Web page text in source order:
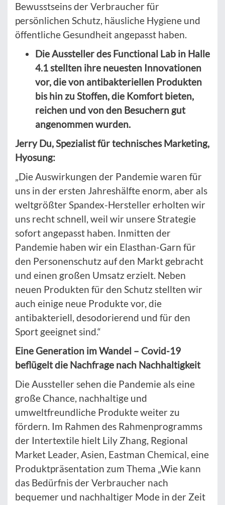
Bewusstseins der Verbraucher für
persönlichen Schutz, häusliche Hygiene und
öffentliche Gesundheit angepasst haben.
Die Aussteller des Functional Lab in Halle
4.1 stellten ihre neuesten Innovationen
vor, die von antibakteriellen Produkten
bis hin zu Stoffen, die Komfort bieten,
reichen und von den Besuchern gut
angenommen wurden.
Jerry Du, Spezialist für technisches Marketing,
Hyosung:
„Die Auswirkungen der Pandemie waren für
uns in der ersten Jahreshälfte enorm, aber als
weltgrößter Spandex-Hersteller erholten wir
uns recht schnell, weil wir unsere Strategie
sofort angepasst haben. Inmitten der
Pandemie haben wir ein Elasthan-Garn für
den Personenschutz auf den Markt gebracht
und einen großen Umsatz erzielt. Neben
neuen Produkten für den Schutz stellten wir
auch einige neue Produkte vor, die
antibakteriell, desodorierend und für den
Sport geeignet sind.“
Eine Generation im Wandel – Covid-19
beflügelt die Nachfrage nach Nachhaltigkeit
Die Aussteller sehen die Pandemie als eine
große Chance, nachhaltige und
umweltfreundliche Produkte weiter zu
fördern. Im Rahmen des Rahmenprogramms
der Intertextile hielt Lily Zhang, Regional
Market Leader, Asien, Eastman Chemical, eine
Produktpräsentation zum Thema „Wie kann
das Bedürfnis der Verbraucher nach
bequemer und nachhaltiger Mode in der Zeit